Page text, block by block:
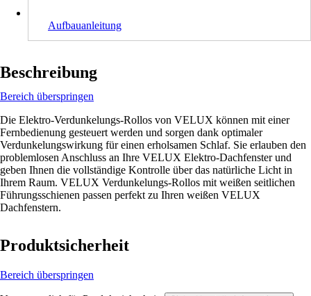
Aufbauanleitung
Beschreibung
Bereich überspringen
Die Elektro-Verdunkelungs-Rollos von VELUX können mit einer
Fernbedienung gesteuert werden und sorgen dank optimaler
Verdunkelungswirkung für einen erholsamen Schlaf. Sie erlauben den
problemlosen Anschluss an Ihre VELUX Elektro-Dachfenster und
geben Ihnen die vollständige Kontrolle über das natürliche Licht in
Ihrem Raum. VELUX Verdunkelungs-Rollos mit weißen seitlichen
Führungsschienen passen perfekt zu Ihren weißen VELUX
Dachfenstern.
Produktsicherheit
Bereich überspringen